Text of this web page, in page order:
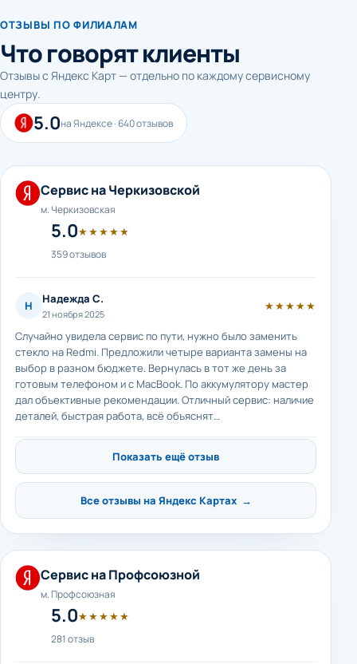
ОТЗЫВЫ ПО ФИЛИАЛАМ
Что говорят клиенты
Отзывы с Яндекс Карт — отдельно по каждому сервисному
центру.
5.0на Яндексе · 640 отзывов
Сервис на Черкизовской
м. Черкизовская
5.0★★★★★
359 отзывов
Н Надежда С.
21 ноября 2025
★★★★★
Случайно увидела сервис по пути, нужно было заменить
стекло на Redmi. Предложили четыре варианта замены на
выбор в разном бюджете. Вернулась в тот же день за
готовым телефоном и с MacBook. По аккумулятору мастер
дал объективные рекомендации. Отличный сервис: наличие
деталей, быстрая работа, всё объяснят…
Показать ещё отзыв
Все отзывы на Яндекс Картах →
Сервис на Профсоюзной
м. Профсоюзная
5.0★★★★★
281 отзыв